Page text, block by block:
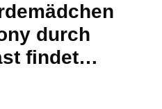
durch
findet…